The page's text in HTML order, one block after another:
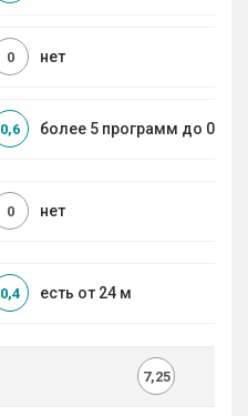
нет
0
более 5 программ до 0,5
0,6
нет
0
есть от 24 м
0,4
7,25